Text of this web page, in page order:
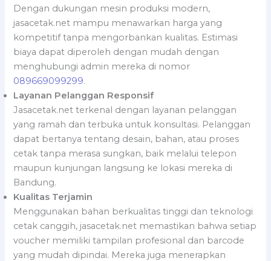
Dengan dukungan mesin produksi modern,
jasacetak.net mampu menawarkan harga yang
kompetitif tanpa mengorbankan kualitas. Estimasi
biaya dapat diperoleh dengan mudah dengan
menghubungi admin mereka di nomor
089669099299.
Layanan Pelanggan Responsif
Jasacetak.net terkenal dengan layanan pelanggan
yang ramah dan terbuka untuk konsultasi. Pelanggan
dapat bertanya tentang desain, bahan, atau proses
cetak tanpa merasa sungkan, baik melalui telepon
maupun kunjungan langsung ke lokasi mereka di
Bandung.
Kualitas Terjamin
Menggunakan bahan berkualitas tinggi dan teknologi
cetak canggih, jasacetak.net memastikan bahwa setiap
voucher memiliki tampilan profesional dan barcode
yang mudah dipindai. Mereka juga menerapkan